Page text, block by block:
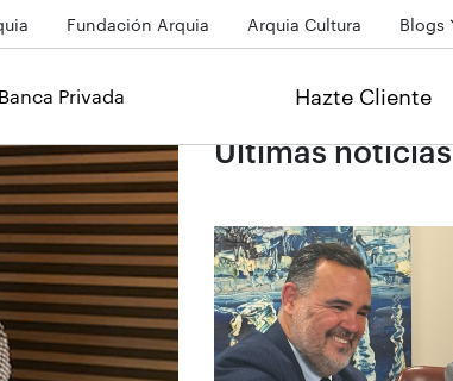
Fundación Arquia Arquia Cultura Blogs
Banca Privada Hazte Cliente
Últimas noticias